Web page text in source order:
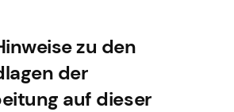
zu den
der
auf dieser